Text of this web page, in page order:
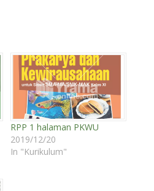
RPP 1 halaman PKWU
2019/12/20
In "Kurikulum"